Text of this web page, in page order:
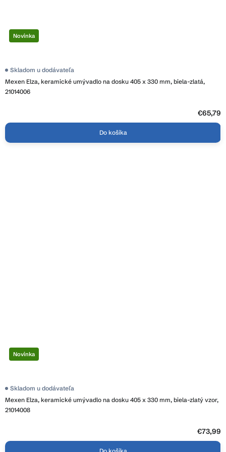
Novinka
Mexen Elza, keramické umývadlo na dosku 405 x 330 mm, biela-zlatá,
21014006
Skladom u dodávateľa
€65,79
Do košíka
Novinka
Mexen Elza, keramické umývadlo na dosku 405 x 330 mm, biela-zlatý vzor,
21014008
Skladom u dodávateľa
€73,99